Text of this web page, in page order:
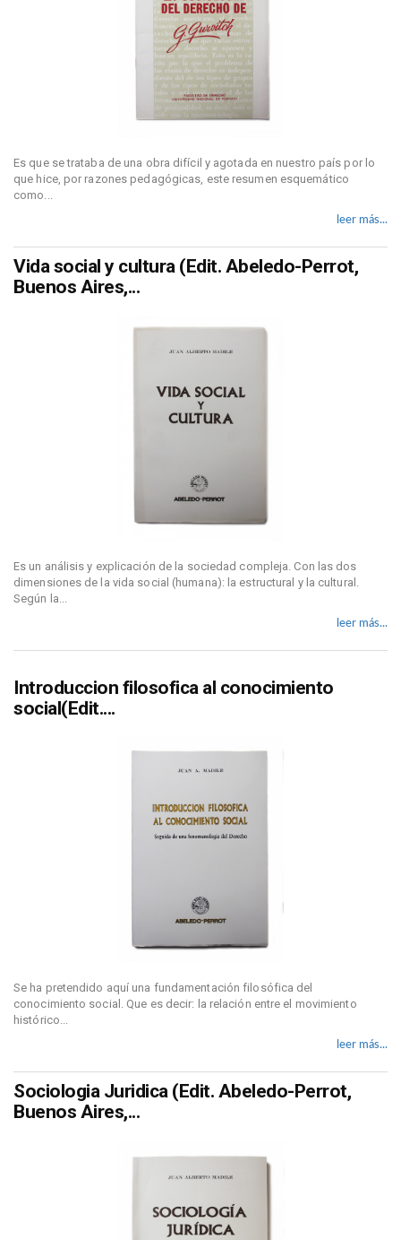
Es que se trataba de una obra difícil y agotada en nuestro país por lo
que hice, por razones pedagógicas, este resumen esquemático
como...
leer más...
Vida social y cultura (Edit. Abeledo-Perrot,
Buenos Aires,...
Es un análisis y explicación de la sociedad compleja. Con las dos
dimensiones de la vida social (humana): la estructural y la cultural.
Según la...
leer más...
Introduccion filosofica al conocimiento
social(Edit....
Se ha pretendido aquí una fundamentación filosófica del
conocimiento social. Que es decir: la relación entre el movimiento
histórico...
leer más...
Sociologia Juridica (Edit. Abeledo-Perrot,
Buenos Aires,...